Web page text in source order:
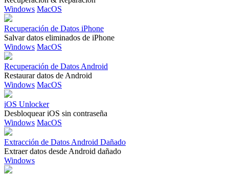
Windows MacOS
Recuperación de Datos iPhone
Salvar datos eliminados de iPhone
Windows MacOS
Recuperación de Datos Android
Restaurar datos de Android
Windows MacOS
iOS Unlocker
Desbloquear iOS sin contraseña
Windows MacOS
Extracción de Datos Android Dañado
Extraer datos desde Android dañado
Windows